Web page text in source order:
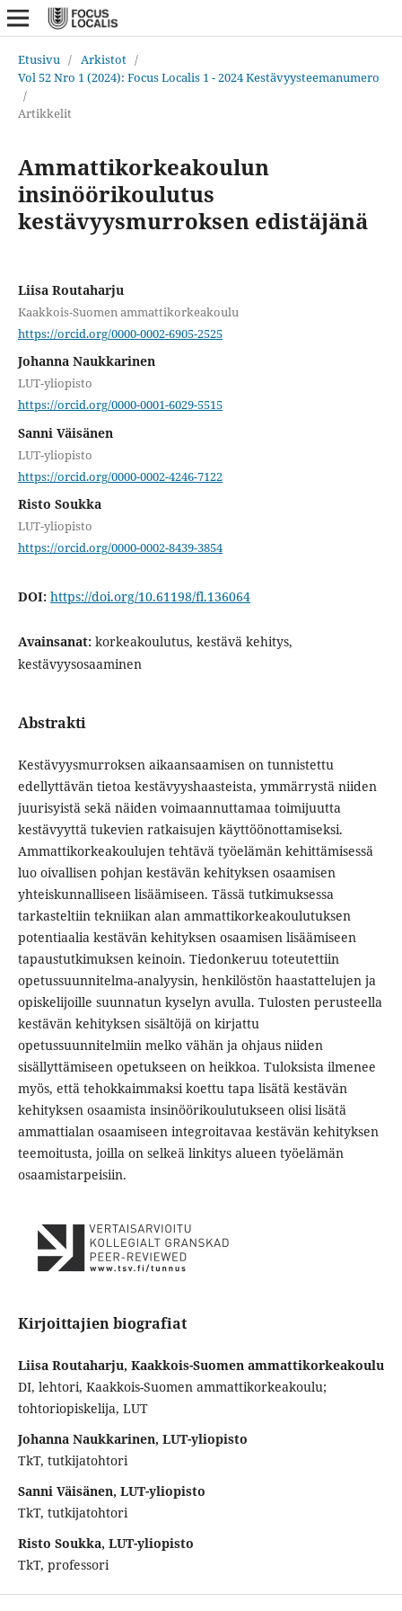
Etusivu / Arkistot /
Vol 52 Nro 1 (2024): Focus Localis 1 - 2024 Kestävyysteemanumero
/
Artikkelit
Ammattikorkeakoulun
insinöörikoulutus
kestävyysmurroksen edistäjänä
Liisa Routaharju
Kaakkois-Suomen ammattikorkeakoulu
https://orcid.org/0000-0002-6905-2525
Johanna Naukkarinen
LUT-yliopisto
https://orcid.org/0000-0001-6029-5515
Sanni Väisänen
LUT-yliopisto
https://orcid.org/0000-0002-4246-7122
Risto Soukka
LUT-yliopisto
https://orcid.org/0000-0002-8439-3854
DOI: https://doi.org/10.61198/fl.136064
Avainsanat: korkeakoulutus, kestävä kehitys,
kestävyysosaaminen
Abstrakti
Kestävyysmurroksen aikaansaamisen on tunnistettu
edellyttävän tietoa kestävyyshaasteista, ymmärrystä niiden
juurisyistä sekä näiden voimaannuttamaa toimijuutta
kestävyyttä tukevien ratkaisujen käyttöönottamiseksi.
Ammattikorkeakoulujen tehtävä työelämän kehittämisessä
luo oivallisen pohjan kestävän kehityksen osaamisen
yhteiskunnalliseen lisäämiseen. Tässä tutkimuksessa
tarkasteltiin tekniikan alan ammattikorkeakoulutuksen
potentiaalia kestävän kehityksen osaamisen lisäämiseen
tapaustutkimuksen keinoin. Tiedonkeruu toteutettiin
opetussuunnitelma-analyysin, henkilöstön haastattelujen ja
opiskelijoille suunnatun kyselyn avulla. Tulosten perusteella
kestävän kehityksen sisältöjä on kirjattu
opetussuunnitelmiin melko vähän ja ohjaus niiden
sisällyttämiseen opetukseen on heikkoa. Tuloksista ilmenee
myös, että tehokkaimmaksi koettu tapa lisätä kestävän
kehityksen osaamista insinöörikoulutukseen olisi lisätä
ammattialan osaamiseen integroitavaa kestävän kehityksen
teemoitusta, joilla on selkeä linkitys alueen työelämän
osaamistarpeisiin.
Kirjoittajien biografiat
Liisa Routaharju, Kaakkois-Suomen ammattikorkeakoulu
DI, lehtori, Kaakkois-Suomen ammattikorkeakoulu;
tohtoriopiskelija, LUT
Johanna Naukkarinen, LUT-yliopisto
TkT, tutkijatohtori
Sanni Väisänen, LUT-yliopisto
TkT, tutkijatohtori
Risto Soukka, LUT-yliopisto
TkT, professori